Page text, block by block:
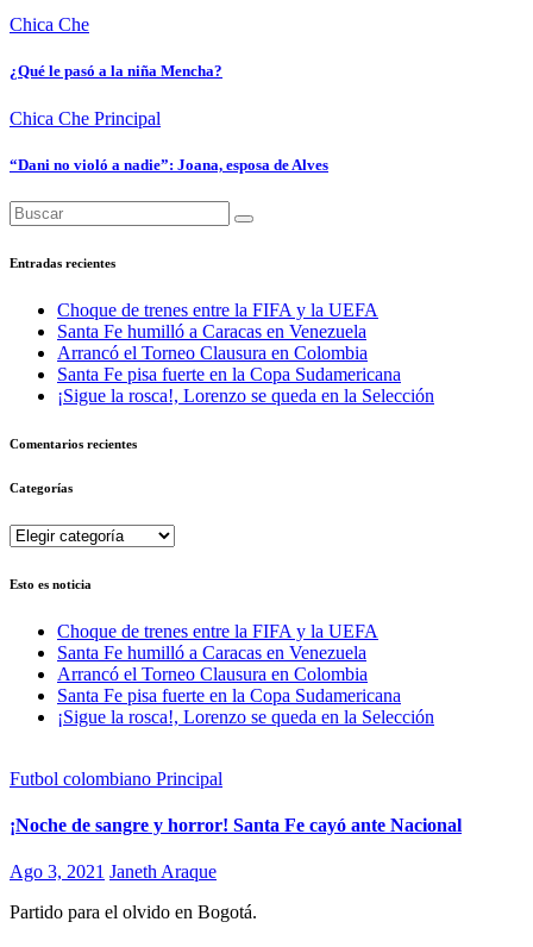
Chica Che
¿Qué le pasó a la niña Mencha?
Chica Che Principal
“Dani no violó a nadie”: Joana, esposa de Alves
Entradas recientes
Choque de trenes entre la FIFA y la UEFA
Santa Fe humilló a Caracas en Venezuela
Arrancó el Torneo Clausura en Colombia
Santa Fe pisa fuerte en la Copa Sudamericana
¡Sigue la rosca!, Lorenzo se queda en la Selección
Comentarios recientes
Categorías
Categorías
Esto es noticia
Choque de trenes entre la FIFA y la UEFA
Santa Fe humilló a Caracas en Venezuela
Arrancó el Torneo Clausura en Colombia
Santa Fe pisa fuerte en la Copa Sudamericana
¡Sigue la rosca!, Lorenzo se queda en la Selección
Futbol colombiano Principal
¡Noche de sangre y horror! Santa Fe cayó ante Nacional
Ago 3, 2021 Janeth Araque
Partido para el olvido en Bogotá.